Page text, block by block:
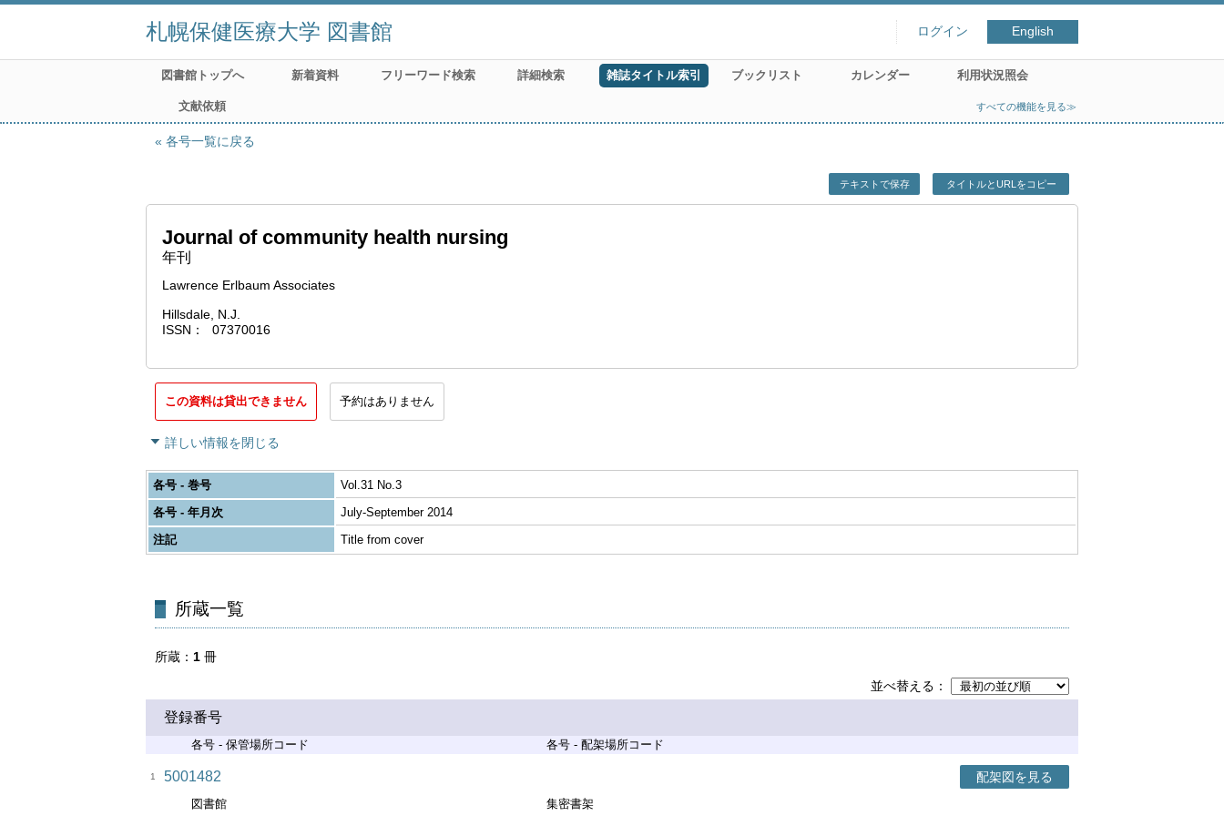
札幌保健医療大学 図書館 ログイン English
図書館トップへ 新着資料 フリーワード検索 詳細検索 雑誌タイトル索引 ブックリスト カレンダー 利用状況照会
文献依頼 すべての機能を見る≫
各号一覧に戻る
テキストで保存 タイトルとURLをコピー
Journal of community health nursing
年刊
Lawrence Erlbaum Associates
Hillsdale, N.J.
ISSN
07370016
この資料は貸出できません 予約はありません
詳しい情報を閉じる
各号 - 巻号
Vol.31 No.3
各号 - 年月次
July-September 2014
注記
Title from cover
所蔵一覧
所蔵 1 冊
並べ替える
登録番号
各号 - 保管場所コード 各号 - 配架場所コード
1 5001482 配架図を見る
図書館 集密書架